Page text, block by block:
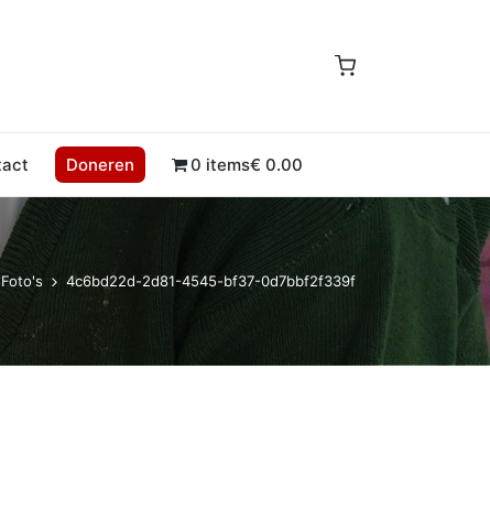
Doneren 0 items€ 0.00
Foto's 4c6bd22d-2d81-4545-bf37-0d7bbf2f339f